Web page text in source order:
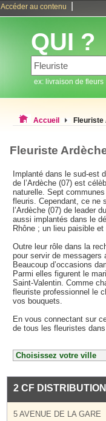
Accéder au contenu
QUI ?
ex: livraison de fleurs
Accueil Fleuriste
Fleuriste
Implanté dans le sud-est
de l’Ardèche (07) est
naturelle. Sept
fleuris. Cependant, ce ne
l’Ardèche (07) de leader
aussi implantés dans le
Rhône ; un lieu paisible
Outre leur rôle dans la
pour servir de messagers
Beaucoup d’occasions
Parmi elles figurent le
Saint-Valentin. Comme
fleuriste professionnel le
vos bouquets.
En vous connectant sur
de tous les fleuristes
2 CF DISTRIBUTION
5 AVENUE DE LA GARE